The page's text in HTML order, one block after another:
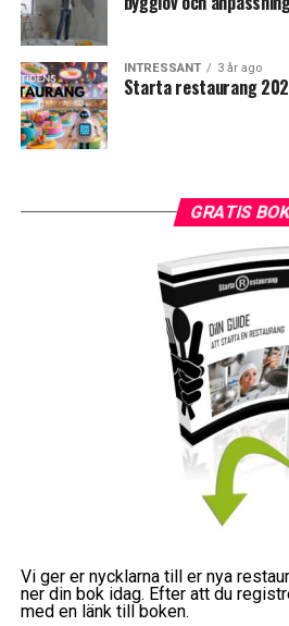
INTRESSANT 3 år ago
Starta restaurang
GRATIS
Vi ger er nycklarna till er nya
ner din bok idag. Efter att du
med en länk till boken.